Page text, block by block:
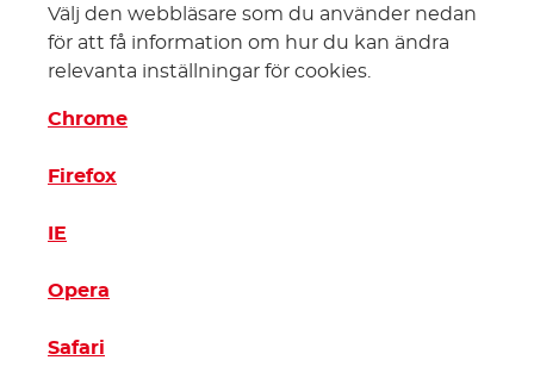
Välj den webbläsare som du använder nedan
för att få information om hur du kan ändra
relevanta inställningar för cookies.
Chrome
Firefox
IE
Opera
Safari